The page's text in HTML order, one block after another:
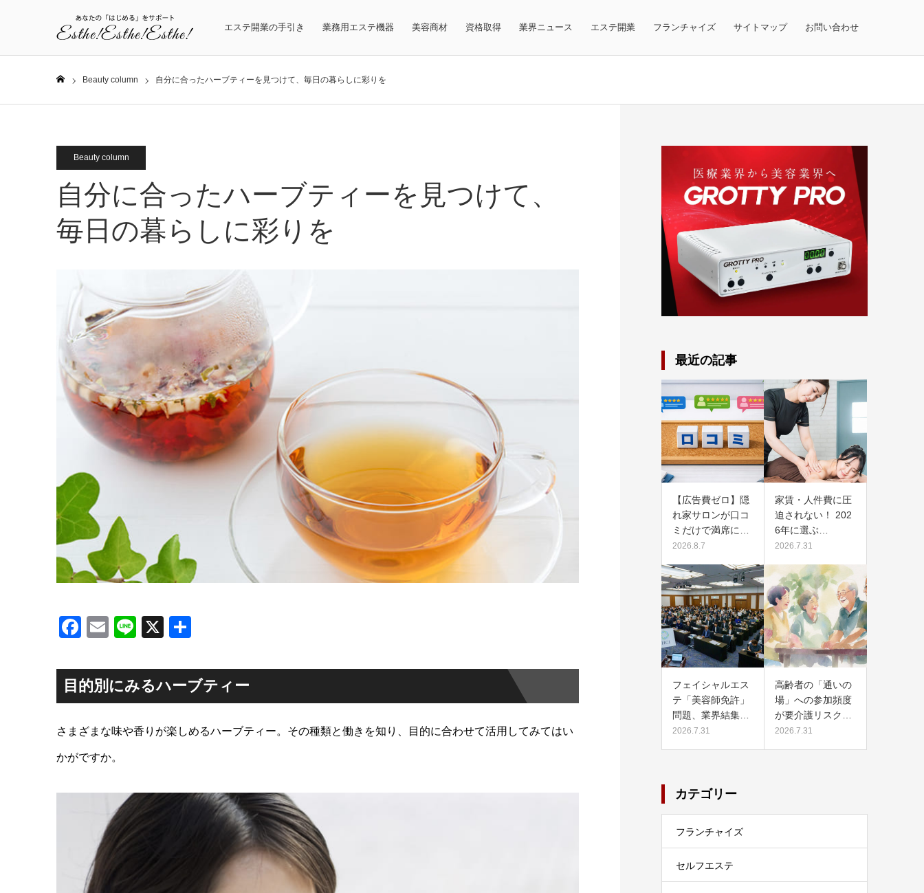
エステ開業の手引き 業務用エステ機器 美容商材 資格取得 業界ニュース エステ開業 フランチャイズ サイトマップ お問い合わせ
Beauty column 自分に合ったハーブティーを見つけて、毎日の暮らしに彩りを
Beauty column
自分に合ったハーブティーを見つけて、
毎日の暮らしに彩りを
Facebook
EmailLine
X
目的別にみるハーブティー
さまざまな味や香りが楽しめるハーブティー。その種類と働きを知り、目的に合わせて活用してみてはい
かがですか。
最近の記事
【広告費ゼロ】隠
れ家サロンが口コ
ミだけで満席に…
2026.8.7
家賃・人件費に圧
迫されない！ 202
6年に選ぶ…
2026.7.31
フェイシャルエス
テ「美容師免許」
問題、業界結集…
2026.7.31
高齢者の「通いの
場」への参加頻度
が要介護リスク…
2026.7.31
カテゴリー
フランチャイズ
セルフエステ